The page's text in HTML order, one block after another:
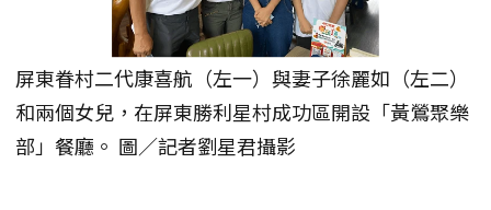
屏東眷村二代康喜航（左一）與妻子徐麗如（左二）
和兩個女兒，在屏東勝利星村成功區開設「黃鶯聚樂
部」餐廳。 圖／記者劉星君攝影